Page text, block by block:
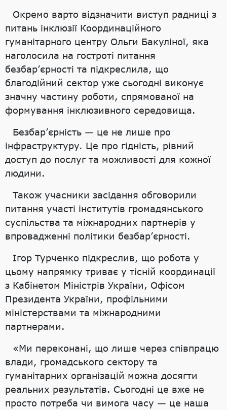
Окремо варто відзначити виступ радниці з
питань інклюзії Координаційного
гуманітарного центру Ольги Бакуліної, яка
наголосила на гостроті питання
безбар’єрності та підкреслила, що
благодійний сектор уже сьогодні виконує
значну частину роботи, спрямованої на
формування інклюзивного середовища.
Безбар’єрність — це не лише про
інфраструктуру. Це про гідність, рівний
доступ до послуг та можливості для кожної
людини.
Також учасники засідання обговорили
питання участі інститутів громадянського
суспільства та міжнародних партнерів у
впровадженні політики безбар’єрності.
Ігор Турченко підкреслив, що робота у
цьому напрямку триває у тісній координації
з Кабінетом Міністрів України, Офісом
Президента України, профільними
міністерствами та міжнародними
партнерами.
«Ми переконані, що лише через співпрацю
влади, громадського сектору та
гуманітарних організацій можна досягти
реальних результатів. Сьогодні це вже не
просто потреба чи вимога часу — це наша